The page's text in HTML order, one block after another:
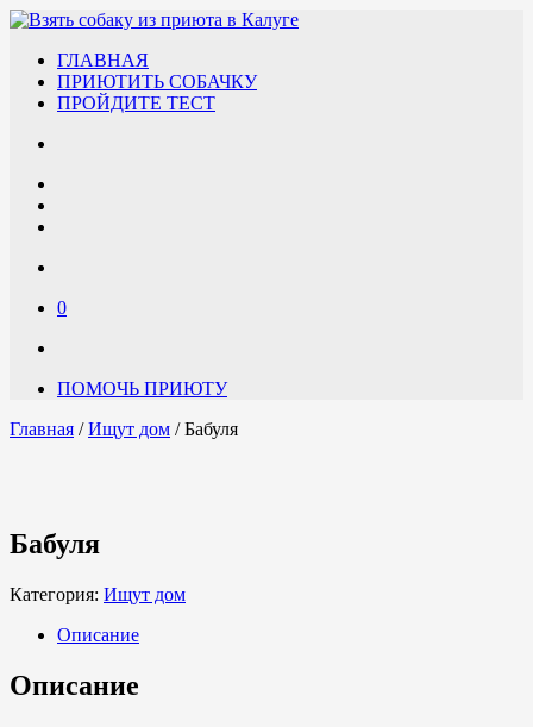
ГЛАВНАЯ
ПРИЮТИТЬ СОБАЧКУ
ПРОЙДИТЕ ТЕСТ
0
ПОМОЧЬ ПРИЮТУ
Главная /Ищут дом / Бабуля
Бабуля
Категория: Ищут дом
Описание
Описание